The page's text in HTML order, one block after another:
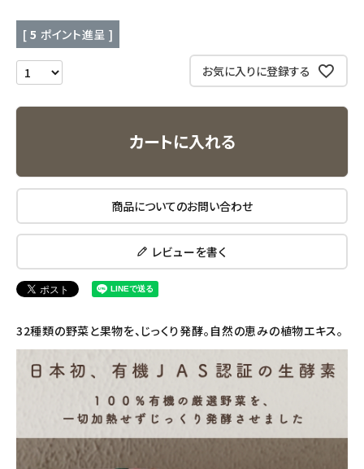
キッチン用品
フード・ドリンク
ブランド
オリジナルブランド
ナチュラムーン
エコリュクス
ナチュラプラス
アルモニベルツ
[ 5 ポイント進呈 ]
お気に入りに登録する
カートに入れる
商品についてのお問い合わせ
レビューを書く
32種類の野菜と果物を、じっくり発酵。自然の恵みの植物エキス。